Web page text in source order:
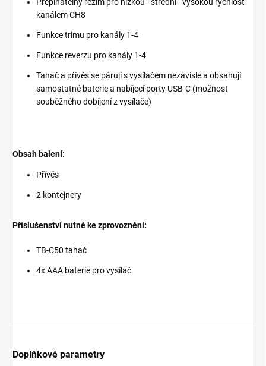
Přepínatelný režim pro nízkou - střední - vysokou rychlost
kanálem CH8
Funkce trimu pro kanály 1-4
Funkce reverzu pro kanály 1-4
Tahač a přívěs se párují s vysílačem nezávisle a obsahují
samostatné baterie a nabíjecí porty USB-C (možnost
souběžného dobíjení z vysílače)
Obsah balení:
Přívěs
2 kontejnery
Příslušenství nutné ke zprovoznění:
TB-C50 tahač
4x AAA baterie pro vysílač
Doplňkové parametry